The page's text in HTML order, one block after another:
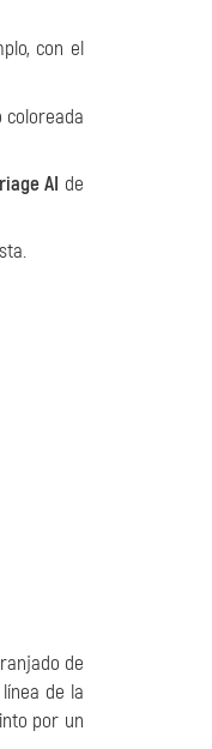
con el
coloreada
AI de
de
de la
por un